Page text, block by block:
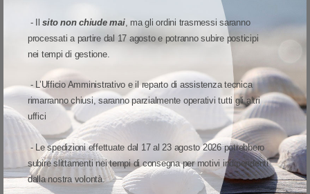
- Ilsito non chiude mai, ma gli ordini trasmessi saranno
processati a partire dal 17 agosto e potranno subire posticipi
nei tempi di gestione.
- L’Ufficio Amministrativo e il reparto di assistenza tecnica
rimarranno chiusi, saranno parzialmente operativi tutti gli altri
uffici
- Le spedizioni effettuate dal 17 al 23 agosto 2026 potrebbero
subire slittamenti nei tempi di consegna per motivi indipendenti
dalla nostra volontà.
Grazie alla sua struttura brevettata a scheda singola, all’elemento di
scansione in polimero liquido per una totale assenza di attrito, alla
finestra di uscita in vetro temperato resistente ai graffi e alla conformità
ai rigidi requisiti delle specifiche di caduta e “tumble test”, lo scanner
LS2208 è in grado di garantire un funzionamento affidabile per tutta la
giornata di lavoro, ogni giorno della settimana.
Il comfort per tutto il giorno su cui possono contare i
vostri operatori
Il design pluritestato, ergonomico e leggero, offre il massimo comfort
anche negli ambienti di scansione più intensivi. Il risultato? Meno fatica